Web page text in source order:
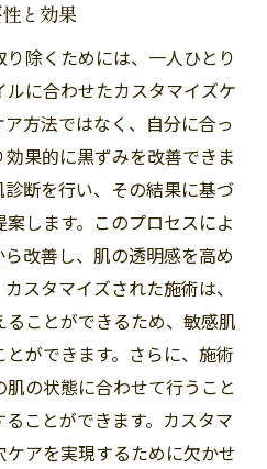
と効果
除くためには、一人ひとり
に合わせたカスタマイズケ
方法ではなく、自分に合っ
果的に黒ずみを改善できま
断を行い、その結果に基づ
します。このプロセスによ
改善し、肌の透明感を高め
スタマイズされた施術は、
ことができるため、敏感肌
ができます。さらに、施術
の状態に合わせて行うこと
ことができます。カスタマ
アを実現するために欠かせ